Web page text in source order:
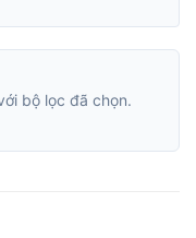
bộ lọc đã chọn.